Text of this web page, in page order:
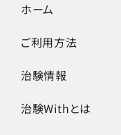
ホーム
ご利用方法
治験情報
治験Withとは